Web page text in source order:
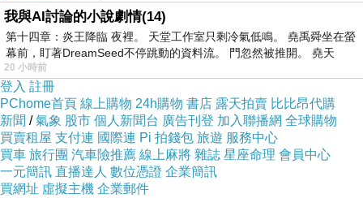
以保新鮮和安全。
戶外風大，桌卡很容易吹倒甚至吹跑，所以我們
設計了立體箱型桌卡，兼做桌花的花器，一舉兩
得。桌卡的圖案和字型也是我和場布老闆精心設
我與AI討論的小說劇情(14)
第十四章：炎王降臨 夜裡。 天堂工作室只剩冷氣低鳴。 堯禹舜坐在螢
幕前，盯著DreamSeed不停跳動的資料流。 門忽然被推開。 堯天
20 小時前
登入 註冊
PChome首頁 線上購物 24h購物 書店 露天拍賣 比比昂代購
新聞 /氣象 股市 個人新聞台 廣告刊登 加入聯播網 全球購物
買賣租屋 支付連 國際連 Pi 拍錢包 旅遊 服務中心
買車 旅行團 汽車險推薦 線上麻將 雜誌 星座命理 會員中心
一元簡訊 直播達人 數位憑證 企業簡訊
買網址 虛擬主機 企業郵件